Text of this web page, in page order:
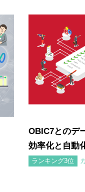
OBIC7とのデ
効率化と自動